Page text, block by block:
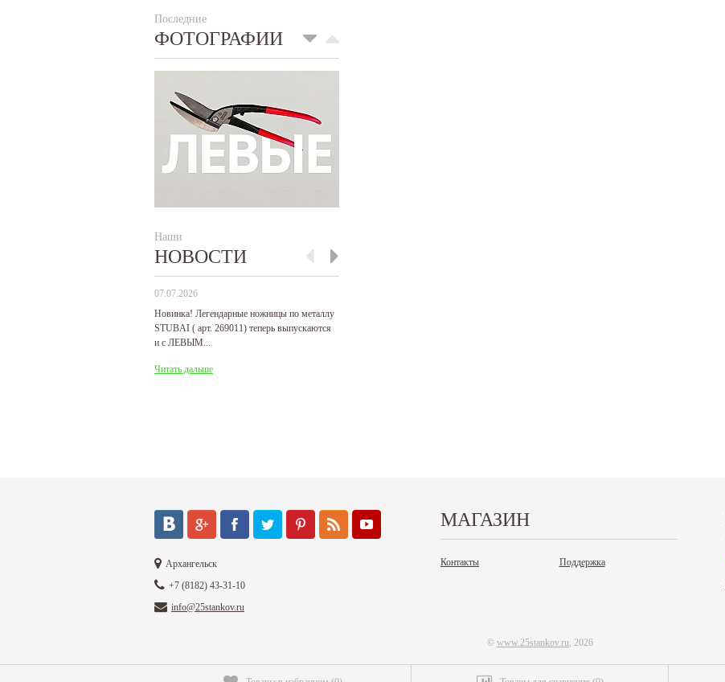
Последние
ФОТОГРАФИИ
Наши
НОВОСТИ
07.07.2026
Новинка! Легендарные ножницы по металлу
STUBAI ( арт. 269011) теперь выпускаются
и с ЛЕВЫМ...
Читать дальше
Архангельск
+7 (8182) 43-31-10
info@25stankov.ru
МАГАЗИН
Контакты Поддержка
© www.25stankov.ru, 2026